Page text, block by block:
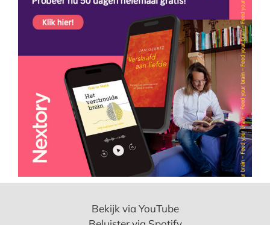
Bekijk via YouTube